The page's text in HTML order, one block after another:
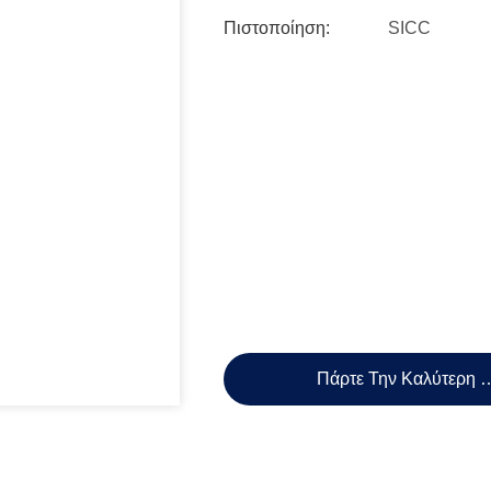
Πιστοποίηση: SICC
Πάρτε Την Καλύτερη